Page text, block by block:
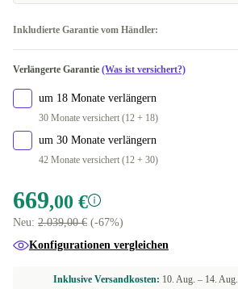
Inkludierte Garantie vom Händler:
Verlängerte Garantie (Was ist versichert?)
um 18 Monate verlängern
30 Monate versichert (12 + 18)
um 30 Monate verlängern
42 Monate versichert (12 + 30)
669,00 €
Neu: 2.039,00 € (-67%)
Konfigurationen vergleichen
Inklusive Versandkosten: 10. Aug. – 14. Aug.